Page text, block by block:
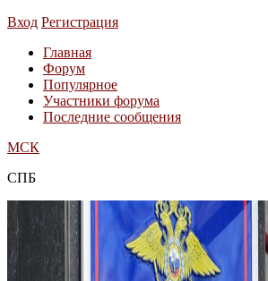
Вход Регистрация
Главная
Форум
Популярное
Участники форума
Последние сообщения
МСК
СПБ